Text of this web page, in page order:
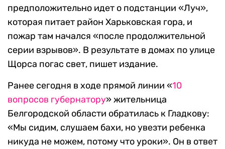
предположительно идет о подстанции «Луч»,
которая питает район Харьковская гора, и
пожар там начался «после продолжительной
серии взрывов». В результате в домах по улице
Щорса погас свет, пишет издание.
Ранее сегодня в ходе прямой линии «10
вопросов губернатору» жительница
Белгородской области обратилась к Гладкову:
«Мы сидим, слушаем бахи, но увезти ребенка
никуда не можем, потому что уроки». Он в ответ